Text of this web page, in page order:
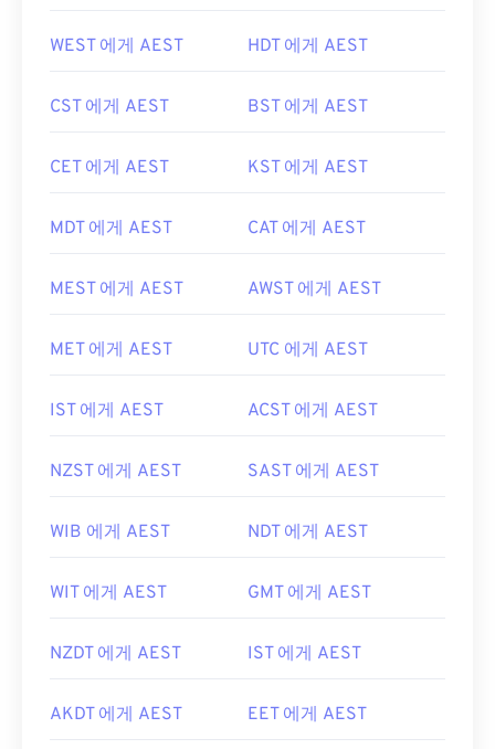
WEST 에게 AEST HDT 에게 AEST
CST 에게 AEST BST 에게 AEST
CET 에게 AEST KST 에게 AEST
MDT 에게 AEST CAT 에게 AEST
MEST 에게 AEST AWST 에게 AEST
MET 에게 AEST UTC 에게 AEST
IST 에게 AEST ACST 에게 AEST
NZST 에게 AEST SAST 에게 AEST
WIB 에게 AEST NDT 에게 AEST
WIT 에게 AEST GMT 에게 AEST
NZDT 에게 AEST IST 에게 AEST
AKDT 에게 AEST EET 에게 AEST